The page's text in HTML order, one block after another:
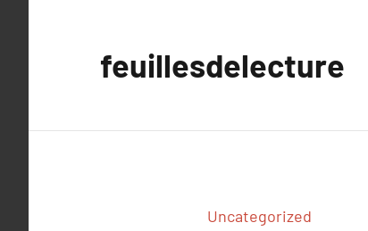
feuillesdelecture
Uncategorized